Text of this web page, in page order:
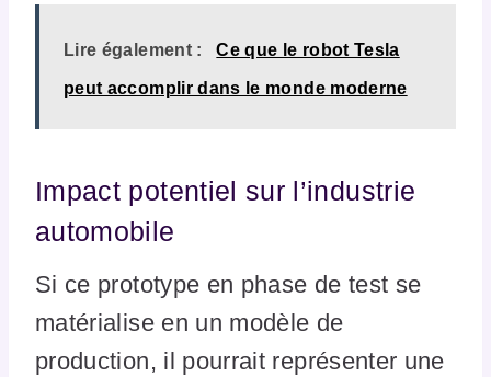
Lire également : Ce que le robot Tesla
peut accomplir dans le monde moderne
Impact potentiel sur l’industrie
automobile
Si ce prototype en phase de test se
matérialise en un modèle de
production, il pourrait représenter une